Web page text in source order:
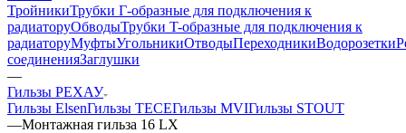
ТройникиТрубки Г-образные для подключения к
радиаторуОбводыТрубки T-образные для подключения к
радиаторуМуфтыУгольникиОтводыПереходникиВодорозетки
соединенияЗаглушки
—
Гильзы РЕХАУ
Гильзы ElsenГильзы TECEГильзы MVIГильзы STOUT
—Монтажная гильза 16 LX